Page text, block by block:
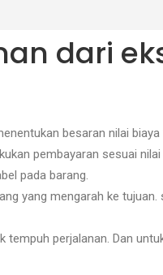
dari
besaran nilai biaya
pembayaran sesuai
pada barang.
yang mengarah ke
perjalanan. Dan